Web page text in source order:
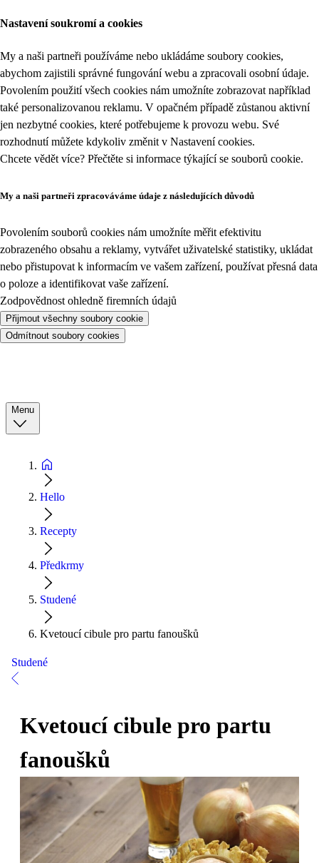
Nastavení soukromí a cookies
My a naši partneři používáme nebo ukládáme soubory cookies,
abychom zajistili správné fungování webu a zpracovali osobní údaje.
Povolením použití všech cookies nám umožníte zobrazovat například
také personalizovanou reklamu. V opačném případě zůstanou aktivní
jen nezbytné cookies, které potřebujeme k provozu webu. Své
rozhodnutí můžete kdykoliv změnit v Nastavení cookies.
Chcete vědět více? Přečtěte si informace týkající se souborů cookie.
My a naši partneři zpracováváme údaje z následujících důvodů
Povolením souborů cookies nám umožníte měřit efektivitu
zobrazeného obsahu a reklamy, vytvářet uživatelské statistiky, ukládat
nebo přistupovat k informacím ve vašem zařízení, používat přesná data
o poloze a identifikovat vaše zařízení.
Zodpovědnost ohledně firemních údajů
Přijmout všechny soubory cookie
Odmítnout soubory cookies
Menu
Hello
Recepty
Předkrmy
Studené
Kvetoucí cibule pro partu fanoušků
Studené
Kvetoucí cibule pro partu
fanoušků